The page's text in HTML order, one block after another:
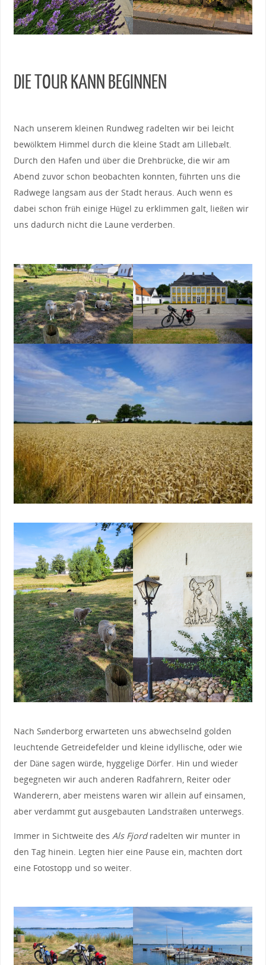
DIE TOUR KANN BEGINNEN
Nach unserem kleinen Rundweg radelten wir bei leicht
bewölktem Himmel durch die kleine Stadt am Lillebælt.
Durch den Hafen und über die Drehbrücke, die wir am
Abend zuvor schon beobachten konnten, führten uns die
Radwege langsam aus der Stadt heraus. Auch wenn es
dabei schon früh einige Hügel zu erklimmen galt, ließen wir
uns dadurch nicht die Laune verderben.
Nach Sønderborg erwarteten uns abwechselnd golden
leuchtende Getreidefelder und kleine idyllische, oder wie
der Däne sagen würde, hyggelige Dörfer. Hin und wieder
begegneten wir auch anderen Radfahrern, Reiter oder
Wanderern, aber meistens waren wir allein auf einsamen,
aber verdammt gut ausgebauten Landstraßen unterwegs.
Immer in Sichtweite des Als Fjordradelten wir munter in
den Tag hinein. Legten hier eine Pause ein, machten dort
eine Fotostopp und so weiter.